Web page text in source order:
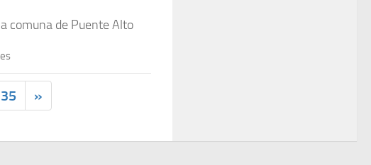
comuna de Puente Alto
»